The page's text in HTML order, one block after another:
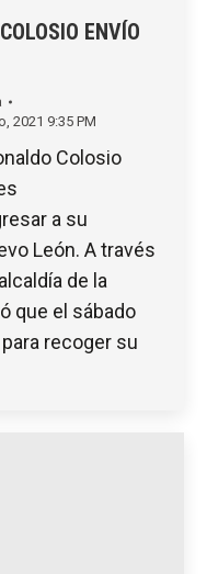
ENVÍO
2021 9:35 PM
Colosio
a su
León. A través
de la
que el sábado
recoger su